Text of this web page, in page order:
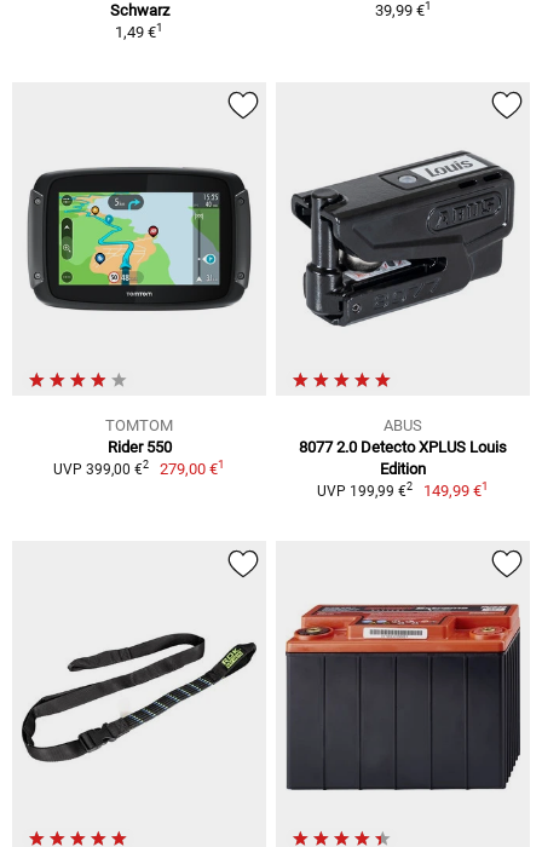
Schwarz
1,49 €1
39,99 €1
TOMTOM
Rider 550
UVP 399,00 €2 279,00 €1
ABUS
8077 2.0 Detecto XPLUS Louis
Edition
UVP 199,99 €2 149,99 €1